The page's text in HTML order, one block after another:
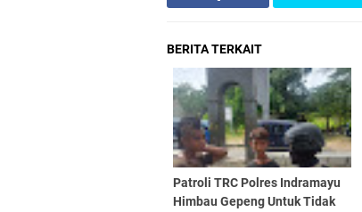
BERITA TERKAIT
Patroli TRC Polres Indramayu
Himbau Gepeng Untuk Tidak